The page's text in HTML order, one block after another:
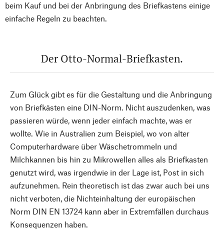
beim Kauf und bei der Anbringung des Briefkastens einige
einfache Regeln zu beachten.
Der Otto-Normal-Briefkasten.
Zum Glück gibt es für die Gestaltung und die Anbringung
von Briefkästen eine DIN-Norm. Nicht auszudenken, was
passieren würde, wenn jeder einfach machte, was er
wollte. Wie in Australien zum Beispiel, wo von alter
Computerhardware über Wäschetrommeln und
Milchkannen bis hin zu Mikrowellen alles als Briefkasten
genutzt wird, was irgendwie in der Lage ist, Post in sich
aufzunehmen. Rein theoretisch ist das zwar auch bei uns
nicht verboten, die Nichteinhaltung der europäischen
Norm DIN EN 13724 kann aber in Extremfällen durchaus
Konsequenzen haben.